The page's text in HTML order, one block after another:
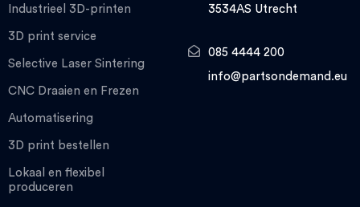
Industrieel 3D-printen
3D print service
Selective Laser Sintering
CNC Draaien en Frezen
Automatisering
3D print bestellen
Lokaal en flexibel
produceren
3534AS Utrecht
085 4444 200
info@partsondemand.eu